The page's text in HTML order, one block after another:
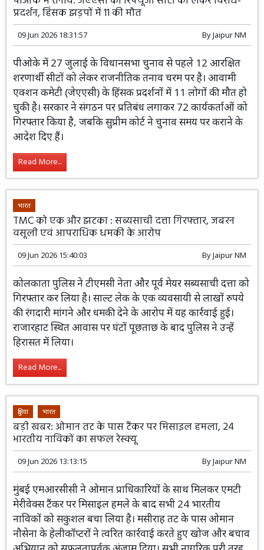
Read More...
दुनिया Top-News
पीओके में तनाव: जेएएसी का रिफ्यूजी सीटों को लेकर विरोध-
प्रदर्शन, हिंसक झड़पों में 11 की मौत
09 Jun 2026 18:31:57 ByJaipur NM
पीओके में 27 जुलाई के विधानसभा चुनाव से पहले 12 आरक्षित
शरणार्थी सीटों को लेकर राजनीतिक तनाव चरम पर है। आवामी
एक्शन कमेटी (जेएएसी) के हिंसक प्रदर्शनों में 11 लोगों की मौत हो
चुकी है। सरकार ने संगठन पर प्रतिबंध लगाकर 72 कार्यकर्ताओं को
आदेश दिए हैं।
Read More...
भारत
TMC को एक और झटका : सब्यसाची दत्ता गिरफ्तार, जबरन
वसूली एवं आपराधिक धमकी के आरोप
09 Jun 2026 15:40:03 ByJaipur NM
कोलकाता पुलिस ने टीएमसी नेता और पूर्व मेयर सब्यसाची दत्ता को
गिरफ्तार कर लिया है। साल्ट लेक के एक व्यवसायी से लाखों रुपये
की रंगदारी मांगने और धमकी देने के आरोप में यह कार्रवाई हुई।
राजारहाट स्थित आवास पर घंटों पूछताछ के बाद पुलिस ने उन्हें
हिरासत में लिया।
Read More...
दुनिया भारत
बड़ी खबर: ओमान तट के पास टैंकर पर मिसाइल हमला, 24
भारतीय नाविकों का सफल रेस्क्यू
09 Jun 2026 13:13:15 ByJaipur NM